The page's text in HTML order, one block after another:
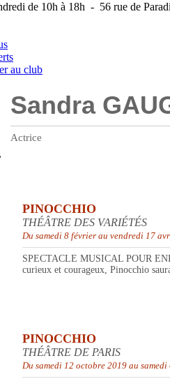
de 10h à 18h - 56 rue de
au club
Sandra
Actrice
PINOCCHIO
THÉÂTRE DES VARIÉTÉS
Du samedi 8 février au vendredi 17
SPECTACLE MUSICAL POUR
curieux et courageux, Pinocchio
PINOCCHIO
THÉÂTRE DE PARIS
Du samedi 12 octobre 2019 au